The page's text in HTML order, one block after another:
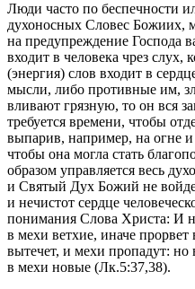
Люди часто по беспечности
духоносных Словес Божиих,
на предупреждение Господа
входит в человека чрез слух,
(энергия) слов входит в
мысли, либо противные им,
вливают грязную, то он вся
требуется времени, чтобы
выпарив, например, на огне
чтобы она могла стать
образом управляется весь
и Святый Дух Божий не
и нечистот сердце
понимания Слова Христа: И
в мехи ветхие, иначе
вытечет, и мехи пропадут: но
в мехи новые (Лк.5:37,38).